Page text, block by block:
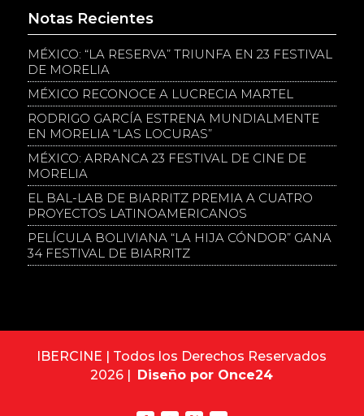
Notas Recientes
MÉXICO: “LA RESERVA” TRIUNFA EN 23 FESTIVAL
DE MORELIA
MÉXICO RECONOCE A LUCRECIA MARTEL
RODRIGO GARCÍA ESTRENA MUNDIALMENTE
EN MORELIA “LAS LOCURAS”
MÉXICO: ARRANCA 23 FESTIVAL DE CINE DE
MORELIA
EL BAL-LAB DE BIARRITZ PREMIA A CUATRO
PROYECTOS LATINOAMERICANOS
PELÍCULA BOLIVIANA “LA HIJA CÓNDOR” GANA
34 FESTIVAL DE BIARRITZ
IBERCINE | Todos los Derechos Reservados
2026 | Diseño por Once24